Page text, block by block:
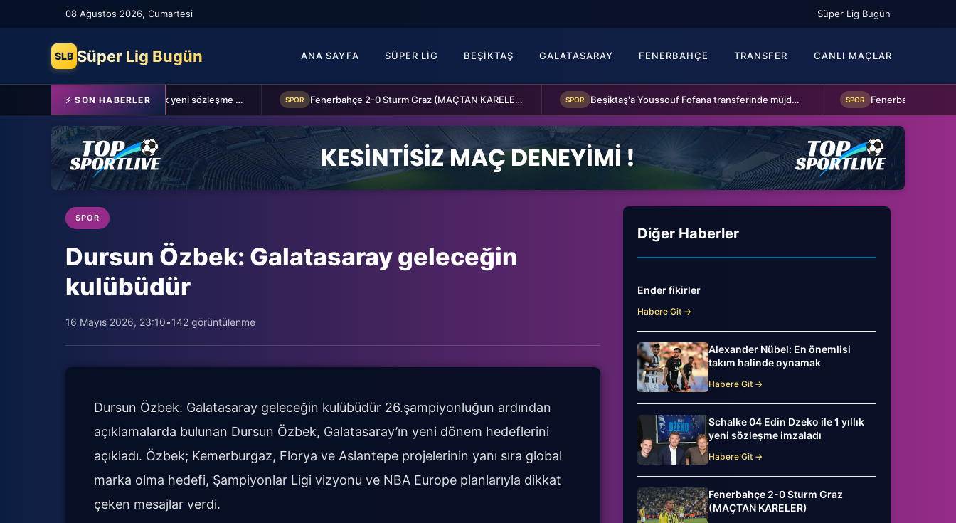
08 Ağustos 2026, Cumartesi Süper Lig Bugün
SLB Süper Lig Bugün ANA SAYFA SÜPER LIG BEŞIKTAŞ GALATASARAY FENERBAHÇE TRANSFER CANLI MAÇLAR
⚡ SON HABERLER Schalke 04 Edin Dzeko ile 1 yıllık yeni sözleşme imzaladı Fenerbahçe 2-0 Sturm Graz (MAÇTAN KARELER) Beşiktaş'a Youssouf Fofana transferinde müjdeli haber!
SPOR
Dursun Özbek: Galatasaray geleceğin
kulübüdür
16 Mayıs 2026, 23:10•142 görüntülenme
Dursun Özbek: Galatasaray geleceğin kulübüdür 26.şampiyonluğun ardından
açıklamalarda bulunan Dursun Özbek, Galatasaray’ın yeni dönem hedeflerini
açıkladı. Özbek; Kemerburgaz, Florya ve Aslantepe projelerinin yanı sıra global
marka olma hedefi, Şampiyonlar Ligi vizyonu ve NBA Europe planlarıyla dikkat
çeken mesajlar verdi.
Diğer Haberler
Ender fikirler
Habere Git →
Alexander Nübel: En önemlisi
takım halinde oynamak
Habere Git →
Schalke 04 Edin Dzeko ile 1 yıllık
yeni sözleşme imzaladı
Habere Git →
Fenerbahçe 2-0 Sturm Graz
(MAÇTAN KARELER)